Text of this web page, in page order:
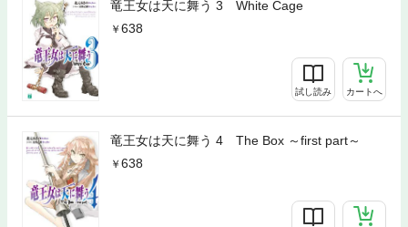
竜王女は天に舞う 3 White Cage
638
試し読み カートへ
竜王女は天に舞う 4 The Box ～first part～
638